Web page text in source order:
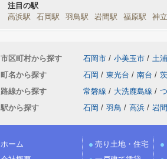
注目の駅
高浜駅
石岡駅 羽鳥駅 岩間駅 福原駅 神
市区町村から探す 石岡市 / 小美玉市 / 土
町名から探す
石岡 / 東光台 / 南台 /
路線から探す
常磐線 / 大洗鹿島線 /
駅から探す
石岡 / 羽鳥 / 高浜 / 岩間
ホーム
売り土地・住宅